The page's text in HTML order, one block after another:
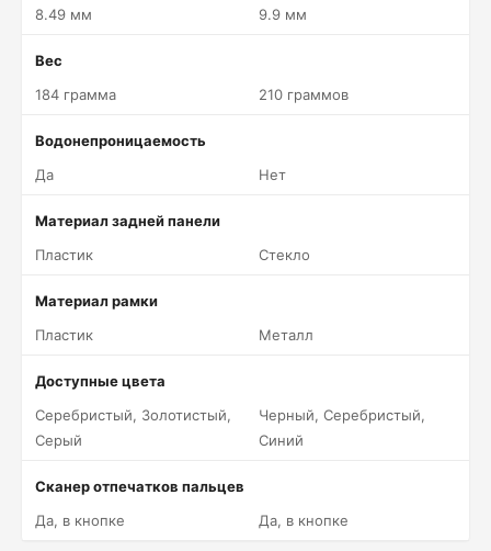
8.49 мм
9.9 мм
Вес
184 грамма
210 граммов
Водонепроницаемость
Да
Нет
Материал задней панели
Пластик
Стекло
Материал рамки
Пластик
Металл
Доступные цвета
Серебристый, Золотистый,
Серый
Черный, Серебристый,
Синий
Сканер отпечатков пальцев
Да, в кнопке
Да, в кнопке